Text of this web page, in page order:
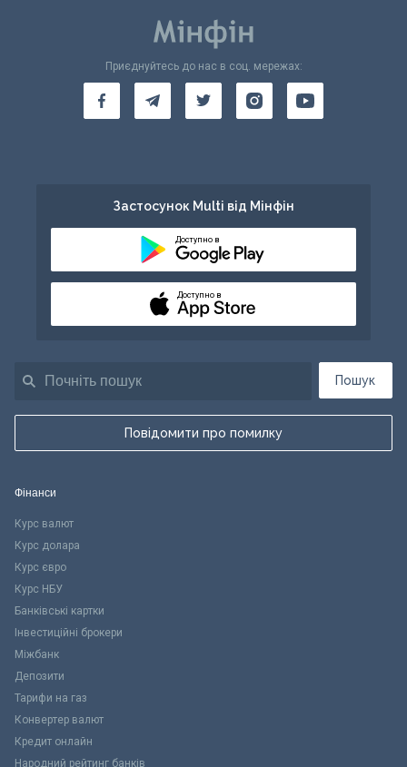
Пошук
Повідомити про помилку
Приєднуйтесь до нас в соц. мережах:
Застосунок Multi від Мінфін
Доступно в
Доступно в
Фінанси
Курс валют
Курс долара
Курс євро
Курс НБУ
Банківські картки
Інвестиційні брокери
Міжбанк
Депозити
Тарифи на газ
Конвертер валют
Кредит онлайн
Народний рейтинг банків